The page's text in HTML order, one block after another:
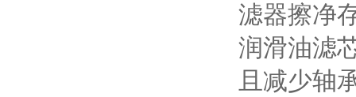
滤器擦净
润滑油滤
且减少轴